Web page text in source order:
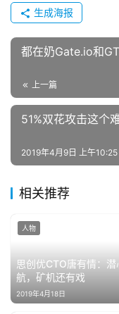
生成海报
都在奶Gate.io和
上一篇
51%双花攻击这个
2019年4月9日 上午10:25
相关推荐
思创优CTO唐有情：潜
航，矿机还有戏
2019年4月18日
人物